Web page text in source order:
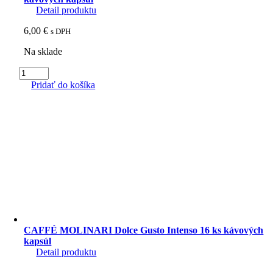
Detail produktu
6,00€ s DPH
Na sklade
množstvo
CAFFÉ
Pridať do košíka
CAFFÉ MOLINARI Dolce Gusto Intenso 16 ks kávových
kapsúl
Detail produktu